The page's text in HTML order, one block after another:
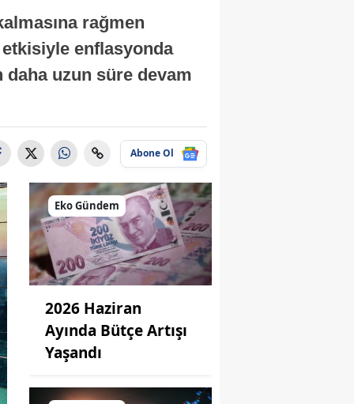
rağmen
enflasyonda
daha uzun süre devam
Abone Ol
Eko Gündem
2026 Haziran
Ayında Bütçe Artışı
Yaşandı